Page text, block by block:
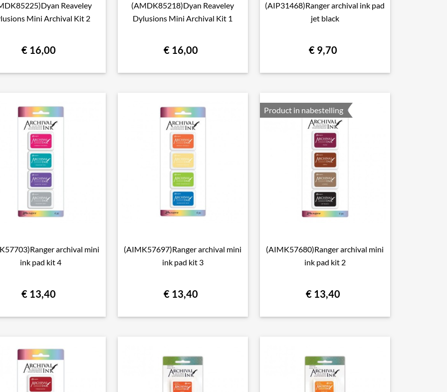
 Snel bekijkenReaveley
Mini Archival Kit 2
€ 16,00
 Snel bekijken
(AMDK85218)Dyan Reaveley
Dylusions Mini Archival Kit 1
€ 16,00
 Snel bekijken
(AIP31468)Ranger archival ink pad
jet black
€ 9,70
 Snel bekijkenarchival mini
ink pad kit 4
€ 13,40
 Snel bekijken
(AIMK57697)Ranger archival mini
ink pad kit 3
€ 13,40
Product in nabestelling
 Snel bekijken
(AIMK57680)Ranger archival mini
ink pad kit 2
€ 13,40